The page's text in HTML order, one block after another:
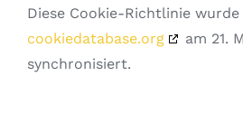
Diese Cookie-Richtlinie
cookiedatabase.org
am 21.
synchronisiert.